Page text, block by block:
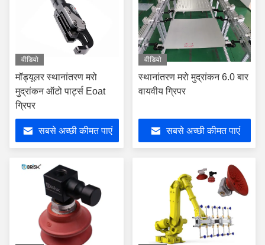
वीडियो
मॉड्यूलर स्थानांतरण मरो
मुद्रांकन ऑटो पार्ट्स Eoat
ग्रिपर
सबसे अच्छी कीमत पाएं
वीडियो
स्थानांतरण मरो मुद्रांकन 6.0 बार
वायवीय ग्रिपर
सबसे अच्छी कीमत पाएं